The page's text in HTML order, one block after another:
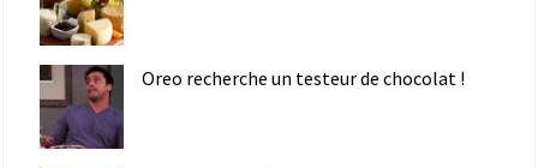
Oreo recherche un testeur de chocolat !